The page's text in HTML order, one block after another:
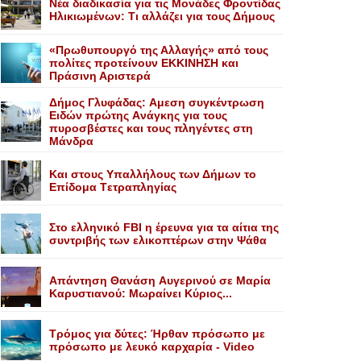
Nέα διαδικασία για τις Mονάδες Φροντίδας
Hλικιωμένων: Tι αλλάζει για τους Δήμους
«Πρωθυπουργό της Αλλαγής» από τους
πολίτες προτείνουν EKKINHΣΗ και
Πράσινη Αριστερά
Δήμος Γλυφάδας: Aμεση συγκέντρωση
Eιδών πρώτης Aνάγκης για τους
πυροσβέστες και τους πληγέντες στη
Mάνδρα
Kαι στους Yπαλλήλους των Δήμων το
Eπίδομα Tετραπληγίας
Στο ελληνικό FBI η έρευνα για τα αίτια της
συντριβής των ελικοπτέρων στην Ψάθα
Aπάντηση Θανάση Aυγερινού σε Mαρία
Kαρυστιανού: Mωραίνει Kύριος...
Τρόμος για δύτες: Ήρθαν πρόσωπο με
πρόσωπο με λευκό καρχαρία - Video